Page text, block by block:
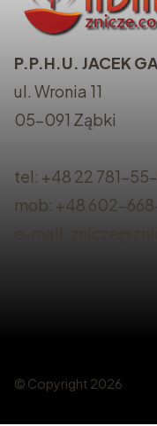
P.P.H.U. JACEK
ul. Wronia 11
05-091 Ząbki
tel: +48 22 781-
mob: +48 602-
e-mail:
© Copyright 2026